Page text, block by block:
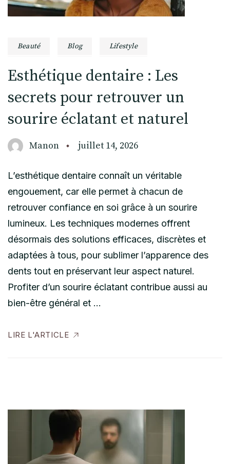
Beauté Blog Lifestyle
Esthétique dentaire : Les
secrets pour retrouver un
sourire éclatant et naturel
Manon juillet 14, 2026
L’esthétique dentaire connaît un véritable
engouement, car elle permet à chacun de
retrouver confiance en soi grâce à un sourire
lumineux. Les techniques modernes offrent
désormais des solutions efficaces, discrètes et
adaptées à tous, pour sublimer l’apparence des
dents tout en préservant leur aspect naturel.
Profiter d’un sourire éclatant contribue aussi au
bien-être général et …
LIRE L'ARTICLE